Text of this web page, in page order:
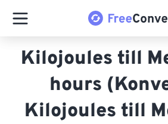
Kilojoules till
hours
Kilojoules till